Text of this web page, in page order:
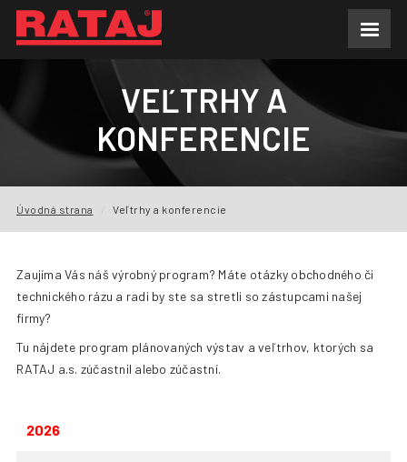
AKTUALITY
VÝROBNÝ PROGRAM
DOPYT
NA STIAHNUTIE
FAQ
KONTAKTY
VEĽTRHY A
KONFERENCIE
Úvodná strana Veľtrhy a konferencie
Zaujíma Vás náš výrobný program? Máte otázky obchodného či
technického rázu a radi by ste sa stretli so zástupcami našej
firmy?
Tu nájdete program plánovaných výstav a veľtrhov, ktorých sa
RATAJ a.s. zúčastnil alebo zúčastní.
2026